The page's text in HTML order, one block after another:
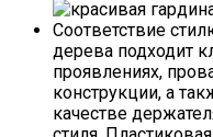
Соответствие
дерева подходит
проявлениях,
конструкции, а
качестве